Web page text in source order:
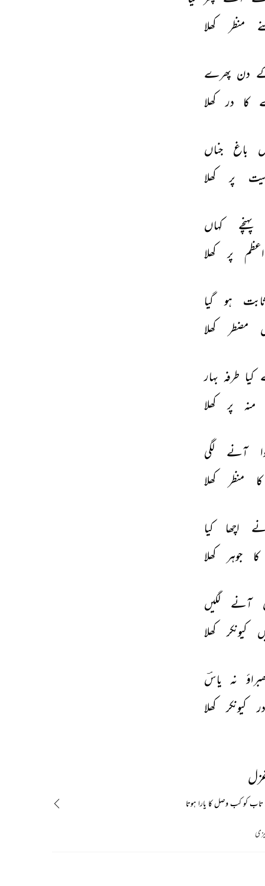
منظر کھلا
دن پھرے
کا در کھلا
باغ
جناں
پر کھلا
پہنچے
کہاں
اعظم
پر کھلا
ہو
گیا
مضطر کھلا
کیا طرفہ بہار
منہ پر کھلا
آنے
لگی
کا
منظر کھلا
اچھا
کیا
کا
جوہر کھلا
آنے
لگیں
کیونکر کھلا
نہ یاسؔ
در
کیونکر کھلا
کو کب وصل کا یارا ہوتا